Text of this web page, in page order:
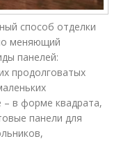
способ отделки
меняющий
панелей:
продолговатых
в форме квадрата,
панели для